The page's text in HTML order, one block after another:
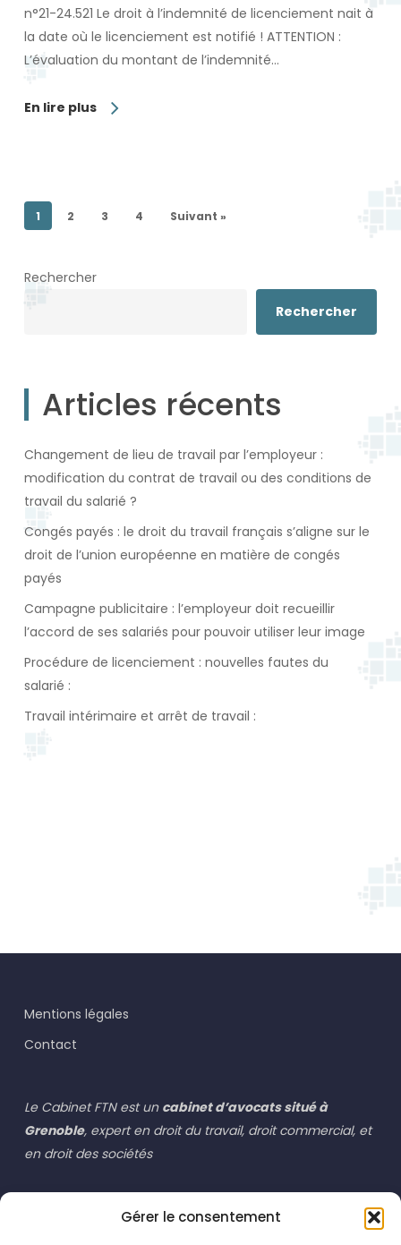
Gérer le consentement
n°21-24.521 Le droit à l’indemnité de licenciement nait à
la date où le licenciement est notifié ! ATTENTION :
L’évaluation du montant de l’indemnité…
En lire plus
1 2 3 4 Suivant »
Rechercher
Rechercher
Articles récents
Changement de lieu de travail par l’employeur :
modification du contrat de travail ou des conditions de
travail du salarié ?
Congés payés : le droit du travail français s’aligne sur le
droit de l’union européenne en matière de congés
payés
Campagne publicitaire : l’employeur doit recueillir
l’accord de ses salariés pour pouvoir utiliser leur image
Procédure de licenciement : nouvelles fautes du
salarié :
Travail intérimaire et arrêt de travail :
Mentions légales
Contact
Le Cabinet FTN est un cabinet d’avocats situé à
Grenoble, expert en droit du travail, droit commercial, et
en droit des sociétés
Droit commercial / Droit des sociétés Grenoble